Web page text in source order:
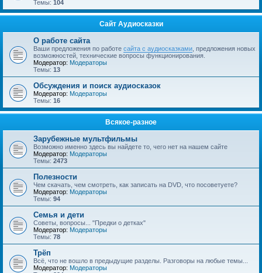
Темы: 104
Сайт Аудиосказки
О работе сайта
Ваши предложения по работе сайта с аудиосказками , предложения новых
возможностей, технические вопросы функционирования.
Модератор: Модераторы
Темы: 13
Обсуждения и поиск аудиосказок
Модератор: Модераторы
Темы: 16
Всякое-разное
Зарубежные мультфильмы
Возможно именно здесь вы найдете то, чего нет на нашем сайте
Модератор: Модераторы
Темы: 2473
Полезности
Чем скачать, чем смотреть, как записать на DVD, что посоветуете?
Модератор: Модераторы
Темы: 94
Семья и дети
Советы, вопросы... "Предки о детках"
Модератор: Модераторы
Темы: 78
Трёп
Всё, что не вошло в предыдущие разделы. Разговоры на любые темы...
Модератор: Модераторы